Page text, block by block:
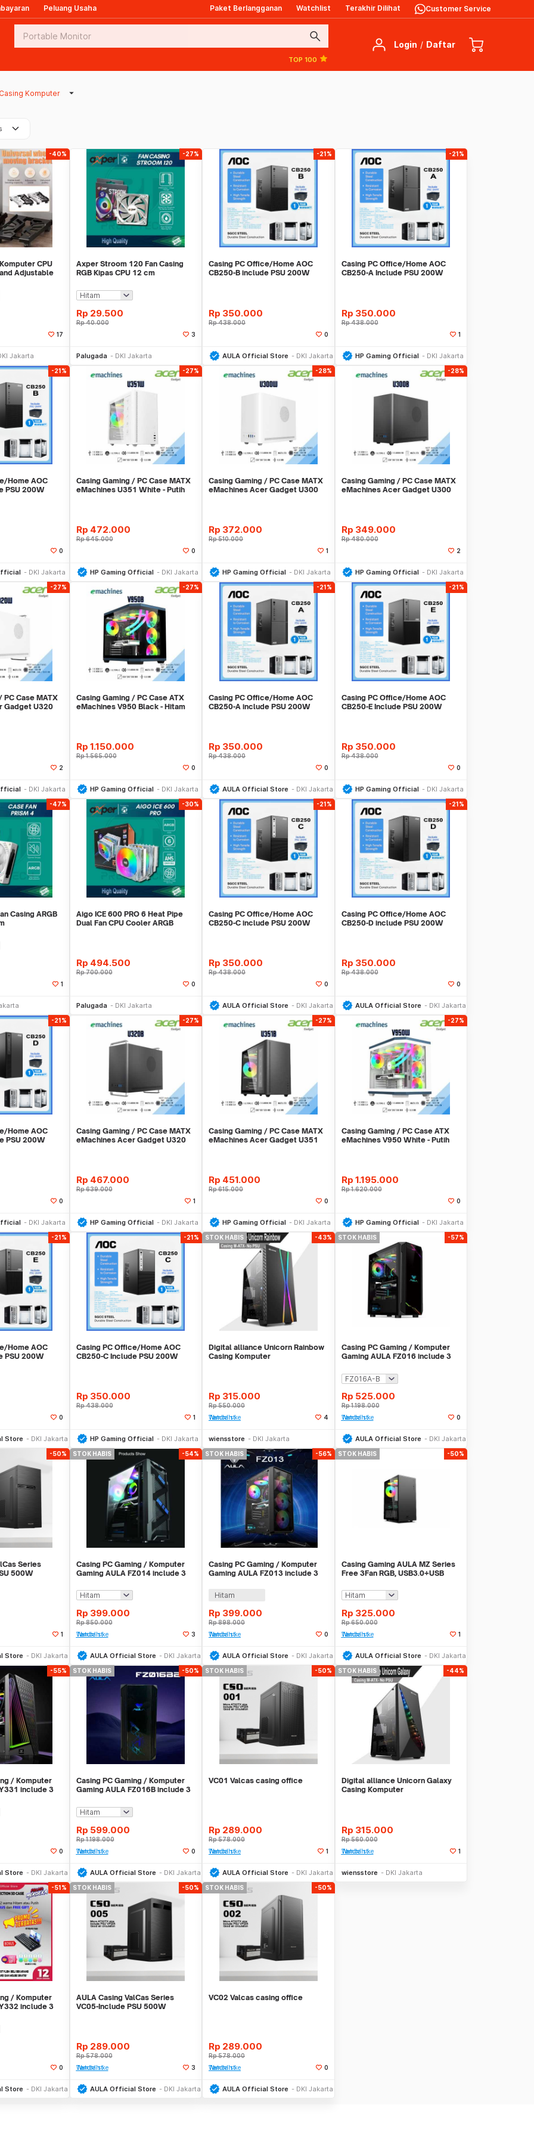
Peluang Usaha Paket Berlangganan Watchlist Terakhir Dilihat Customer Service
search
TOP 100
Login / Daftar
Casing Komputer arrow_drop_down
keyboard_arrow_down
-40%
CPU
Adjustable
17
Jakarta
-27%
Axper Stroom 120 Fan Casing
RGB Kipas CPU 12 cm
Rp 29.500
Rp40.000
3
Palugada DKI Jakarta
-21%
Casing PC Office/Home AOC
CB250-B include PSU 200W
Rp 350.000
Rp438.000
0
AULA Official Store DKI Jakarta
-21%
Casing PC Office/Home AOC
CB250-A Include PSU 200W
Rp 350.000
Rp438.000
1
HP Gaming Official DKI Jakarta
-21%
Home AOC
PSU 200W
0
DKI Jakarta
-27%
Casing Gaming / PC Case MATX
eMachines U351 White - Putih
Rp 472.000
Rp645.000
0
HP Gaming Official DKI Jakarta
-28%
Casing Gaming / PC Case MATX
eMachines Acer Gadget U300
Rp 372.000
Rp510.000
1
HP Gaming Official DKI Jakarta
-28%
Casing Gaming / PC Case MATX
eMachines Acer Gadget U300
Rp 349.000
Rp480.000
2
HP Gaming Official DKI Jakarta
-27%
PC Case MATX
Gadget U320
2
DKI Jakarta
-27%
Casing Gaming / PC Case ATX
eMachines V950 Black - Hitam
Rp 1.150.000
Rp1.565.000
0
HP Gaming Official DKI Jakarta
-21%
Casing PC Office/Home AOC
CB250-A include PSU 200W
Rp 350.000
Rp438.000
0
AULA Official Store DKI Jakarta
-21%
Casing PC Office/Home AOC
CB250-E Include PSU 200W
Rp 350.000
Rp438.000
0
HP Gaming Official DKI Jakarta
-47%
Casing ARGB
1
-30%
Aigo ICE 600 PRO 6 Heat Pipe
Dual Fan CPU Cooler ARGB
Rp 494.500
Rp700.000
0
Palugada DKI Jakarta
-21%
Casing PC Office/Home AOC
CB250-C include PSU 200W
Rp 350.000
Rp438.000
0
AULA Official Store DKI Jakarta
-21%
Casing PC Office/Home AOC
CB250-D include PSU 200W
Rp 350.000
Rp438.000
0
AULA Official Store DKI Jakarta
-21%
Home AOC
PSU 200W
0
DKI Jakarta
-27%
Casing Gaming / PC Case MATX
eMachines Acer Gadget U320
Rp 467.000
Rp639.000
1
HP Gaming Official DKI Jakarta
-27%
Casing Gaming / PC Case MATX
eMachines Acer Gadget U351
Rp 451.000
Rp615.000
0
HP Gaming Official DKI Jakarta
-27%
Casing Gaming / PC Case ATX
eMachines V950 White - Putih
Rp 1.195.000
Rp1.620.000
0
HP Gaming Official DKI Jakarta
-21%
Home AOC
PSU 200W
0
Store DKI Jakarta
-21%
Casing PC Office/Home AOC
CB250-C Include PSU 200W
Rp 350.000
Rp438.000
1
HP Gaming Official DKI Jakarta
STOK HABIS -43%
Digital alliance Unicorn Rainbow
Casing Komputer
Rp 315.000
Rp550.000
Tambah ke Watchlist
4
wiensstore DKI Jakarta
STOK HABIS -57%
Casing PC Gaming / Komputer
Gaming AULA FZ016 include 3
Rp 525.000
Rp1.198.000
Tambah ke Watchlist
0
AULA Official Store DKI Jakarta
-50%
Series
500W
1
Store DKI Jakarta
STOK HABIS -54%
Casing PC Gaming / Komputer
Gaming AULA FZ014 include 3
Rp 399.000
Rp850.000
Tambah ke Watchlist
3
AULA Official Store DKI Jakarta
STOK HABIS -56%
Casing PC Gaming / Komputer
Gaming AULA FZ013 include 3
Hitam
Rp 399.000
Rp898.000
Tambah ke Watchlist
0
AULA Official Store DKI Jakarta
STOK HABIS -50%
Casing Gaming AULA MZ Series
Free 3Fan RGB, USB3.0+USB
Rp 325.000
Rp650.000
Tambah ke Watchlist
1
AULA Official Store DKI Jakarta
-55%
/ Komputer
include 3
0
Store DKI Jakarta
STOK HABIS -50%
Casing PC Gaming / Komputer
Gaming AULA FZ016B include 3
Rp 599.000
Rp1.198.000
Tambah ke Watchlist
0
AULA Official Store DKI Jakarta
STOK HABIS -50%
VC01 Valcas casing office
Rp 289.000
Rp578.000
Tambah ke Watchlist
1
AULA Official Store DKI Jakarta
STOK HABIS -44%
Digital alliance Unicorn Galaxy
Casing Komputer
Rp 315.000
Rp560.000
Tambah ke Watchlist
1
wiensstore DKI Jakarta
-51%
/ Komputer
include 3
0
Store DKI Jakarta
STOK HABIS -50%
AULA Casing ValCas Series
VC05-Include PSU 500W
Rp 289.000
Rp578.000
Tambah ke Watchlist
3
AULA Official Store DKI Jakarta
STOK HABIS -50%
VC02 Valcas casing office
Rp 289.000
Rp578.000
Tambah ke Watchlist
0
AULA Official Store DKI Jakarta